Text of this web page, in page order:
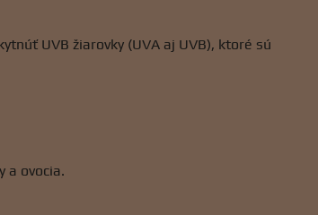
UVB žiarovky (UVA aj UVB), ktoré sú
a ovocia.